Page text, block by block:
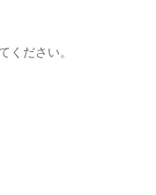
ください。